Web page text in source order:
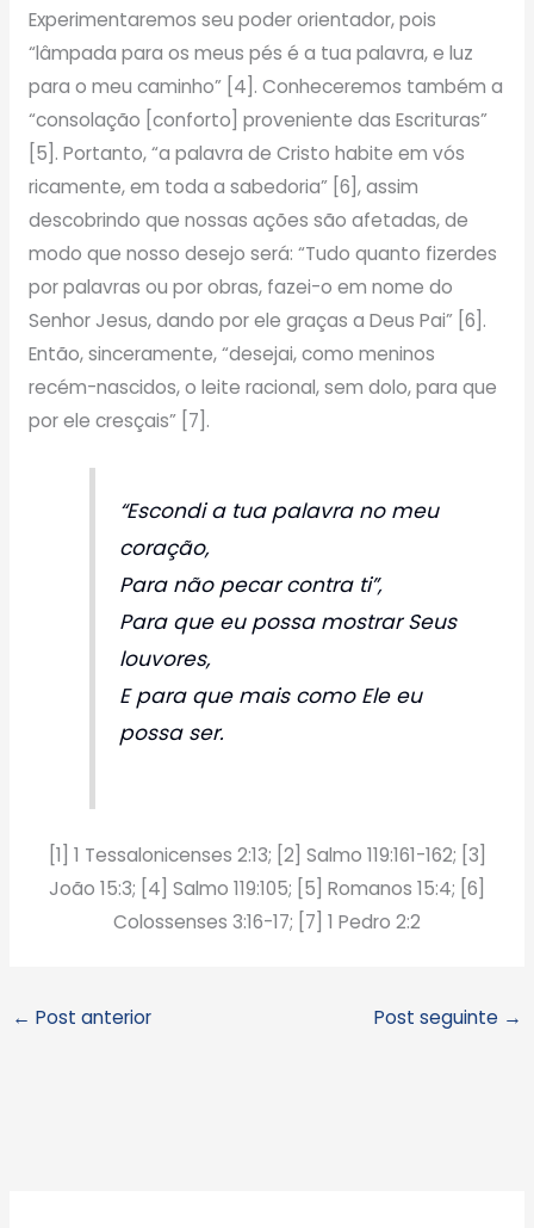
Experimentaremos seu poder orientador, pois
“lâmpada para os meus pés é a tua palavra, e luz
para o meu caminho” [4]. Conheceremos também a
“consolação [conforto] proveniente das Escrituras”
[5]. Portanto, “a palavra de Cristo habite em vós
ricamente, em toda a sabedoria” [6], assim
descobrindo que nossas ações são afetadas, de
modo que nosso desejo será: “Tudo quanto fizerdes
por palavras ou por obras, fazei-o em nome do
Senhor Jesus, dando por ele graças a Deus Pai” [6].
Então, sinceramente, “desejai, como meninos
recém-nascidos, o leite racional, sem dolo, para que
por ele cresçais” [7].
“Escondi a tua palavra no meu
coração,
Para não pecar contra ti”,
Para que eu possa mostrar Seus
louvores,
E para que mais como Ele eu
possa ser.
[1] 1 Tessalonicenses 2:13; [2] Salmo 119:161-162; [3]
João 15:3; [4] Salmo 119:105; [5] Romanos 15:4; [6]
Colossenses 3:16-17; [7] 1 Pedro 2:2
← Post anterior Post seguinte →